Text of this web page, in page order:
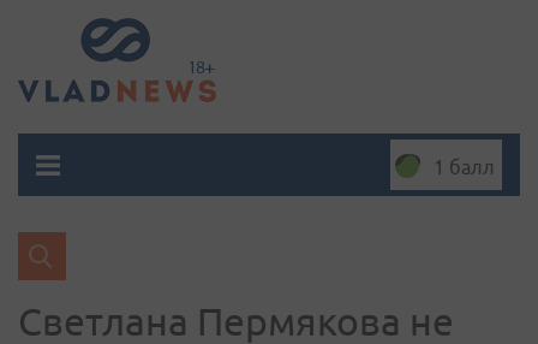
1 балл
Светлана Пермякова не